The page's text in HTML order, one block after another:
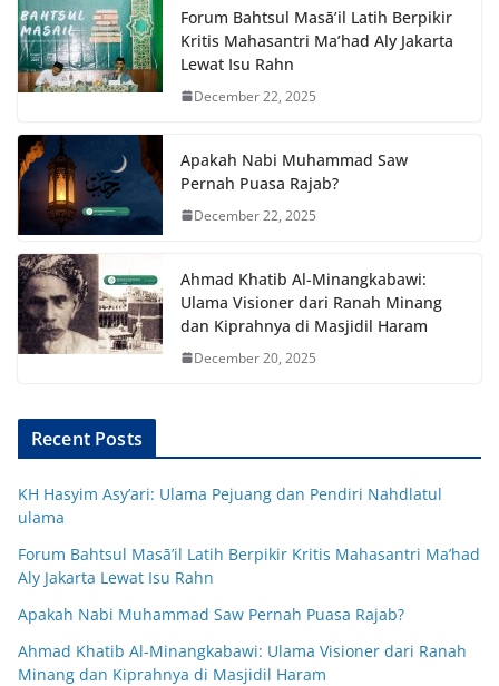
Forum Bahtsul Masā’il Latih Berpikir
Kritis Mahasantri Ma’had Aly Jakarta
Lewat Isu Rahn
December 22, 2025
Apakah Nabi Muhammad Saw
Pernah Puasa Rajab?
December 22, 2025
Ahmad Khatib Al-Minangkabawi:
Ulama Visioner dari Ranah Minang
dan Kiprahnya di Masjidil Haram
December 20, 2025
Recent Posts
KH Hasyim Asy’ari: Ulama Pejuang dan Pendiri Nahdlatul
ulama
Forum Bahtsul Masā’il Latih Berpikir Kritis Mahasantri Ma’had
Aly Jakarta Lewat Isu Rahn
Apakah Nabi Muhammad Saw Pernah Puasa Rajab?
Ahmad Khatib Al-Minangkabawi: Ulama Visioner dari Ranah
Minang dan Kiprahnya di Masjidil Haram